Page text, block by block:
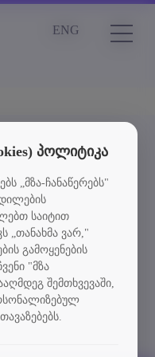
ENG
პოლიტიკა
„მზა-ჩანაწერებს"
საიტით
„თანახმა ვარ,"
გამოყენების
"მზა
შემთხვევაში,